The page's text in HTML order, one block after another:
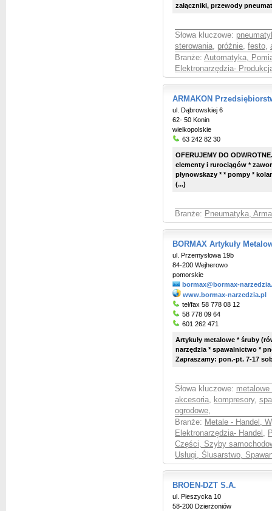
załączniki, przewody
Słowa kluczowe:
sterowania, próżnie, festo,
Branże: Automatyka,
Elektronarzędzia-
ARMAKON
ul. Dąbrowskiej 6
62- 50 Konin
wielkopolskie
63 242 82 30
OFERUJEMY DO
elementy i rurociągów *
płynowskazy * * pompy *
(...)
Branże: Pneumatyka,
BORMAX Artykuły
ul. Przemysłowa 19b
84-200 Wejherowo
pomorskie
bormax@bormax-
www.bormax-narzedzia.pl
tel/fax 58 778 08 12
58 778 09 64
601 262 471
Artykuły metalowe * śruby
narzędzia * spawalnictwo *
Zapraszamy: pon.-pt. 7-17
Słowa kluczowe: metalowe
akcesoria, kompresory,
ogrodowe,
Branże: Metale - Handel,
Elektronarzędzia- Handel ,
Części, Szyby
Usługi, Ślusarstwo,
BROEN-DZT S.A.
ul. Pieszycka 10
58-200 Dzierżoniów